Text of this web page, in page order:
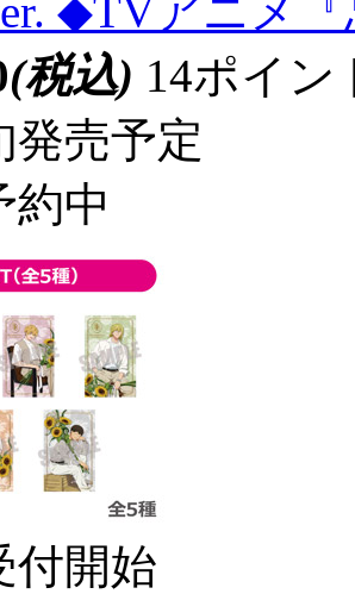
◆TVアニメ
(税込) 14ポイ
発売予定
約中
付開始